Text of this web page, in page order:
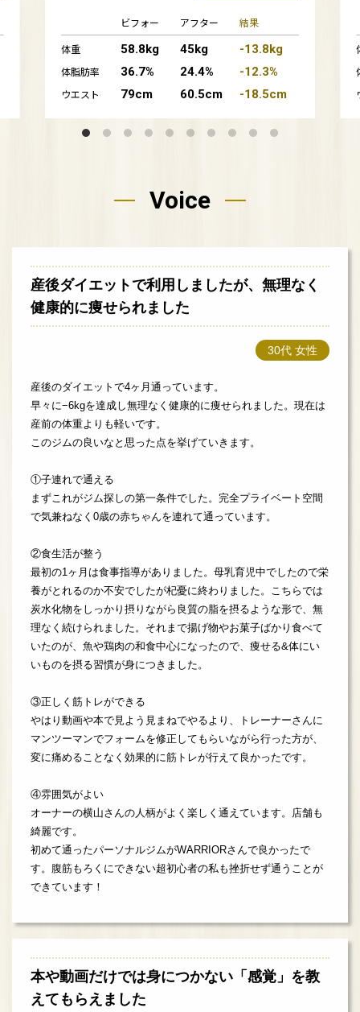
ビフォー アフター 結果
体重 58.8kg 45kg -13.8kg
体脂肪率 36.7% 24.4% -12.3%
ウエスト 79cm 60.5cm -18.5cm
Voice
産後ダイエットで利用しましたが、無理なく
健康的に痩せられました
30代 女性
産後のダイエットで4ヶ月通っています。
早々に−6kgを達成し無理なく健康的に痩せられました。現在は
産前の体重よりも軽いです。
このジムの良いなと思った点を挙げていきます。
①子連れで通える
まずこれがジム探しの第一条件でした。完全プライベート空間
で気兼ねなく0歳の赤ちゃんを連れて通っています。
②食生活が整う
最初の1ヶ月は食事指導がありました。母乳育児中でしたので栄
養がとれるのか不安でしたが杞憂に終わりました。こちらでは
炭水化物をしっかり摂りながら良質の脂を摂るような形で、無
理なく続けられました。それまで揚げ物やお菓子ばかり食べて
いたのが、魚や鶏肉の和食中心になったので、痩せる&体にい
いものを摂る習慣が身につきました。
③正しく筋トレができる
やはり動画や本で見よう見まねでやるより、トレーナーさんに
マンツーマンでフォームを修正してもらいながら行った方が、
変に痛めることなく効果的に筋トレが行えて良かったです。
④雰囲気がよい
オーナーの横山さんの人柄がよく楽しく通えています。店舗も
綺麗です。
初めて通ったパーソナルジムがWARRIORさんで良かったで
す。腹筋もろくにできない超初心者の私も挫折せず通うことが
できています！
本や動画だけでは身につかない「感覚」を教
えてもらえました